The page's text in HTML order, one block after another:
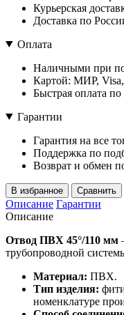
Курьерская
Доставка по
Оплата
Наличными при
Картой: МИР, Visa,
Быстрая оплата
Гарантии
Гарантия на все
Поддержка по
Возврат и обмен
В избранное Сравнить
Описание Гарантии
Описание
Отвод ПВХ 45°/110 мм
трубопроводной
Материал: ПВХ.
Тип изделия:
номенклатуре